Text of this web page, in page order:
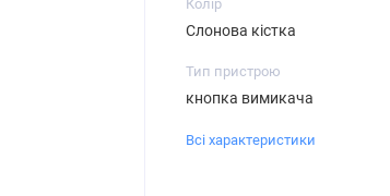
Колір
Слонова кістка
Тип пристрою
кнопка вимикача
Всі характеристики